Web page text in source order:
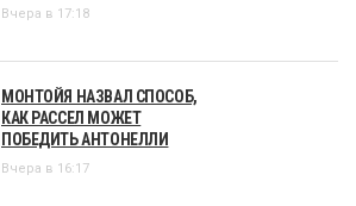
Вчера в 17:18
МОНТОЙЯ НАЗВАЛ СПОСОБ,
КАК РАССЕЛ МОЖЕТ
ПОБЕДИТЬ АНТОНЕЛЛИ
Вчера в 16:17